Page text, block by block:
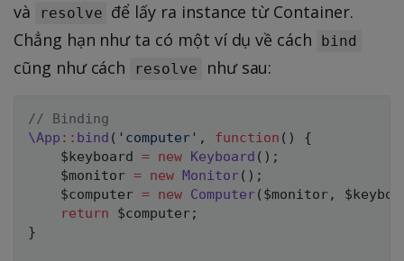
và
resolve để lấy ra instance từ Container.
Chẳng hạn như ta có một ví dụ về cách
bind
cũng như cách resolve như sau:
// Binding
\App :: bind ( 'computer' , function ( )
{
$keyboard
= new Keyboard ( ) ;
$monitor = new Monitor( ) ;
$computer = new Computer( $monitor,
return
$computer;
}